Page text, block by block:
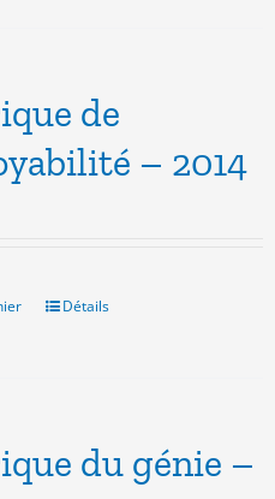
de
– 2014
Détails
du génie –